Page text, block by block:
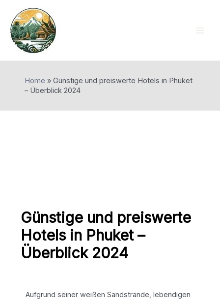
content
Home » Günstige und preiswerte Hotels in Phuket
– Überblick 2024
Günstige und preiswerte
Hotels in Phuket –
Überblick 2024
Aufgrund seiner weißen Sandstrände, lebendigen